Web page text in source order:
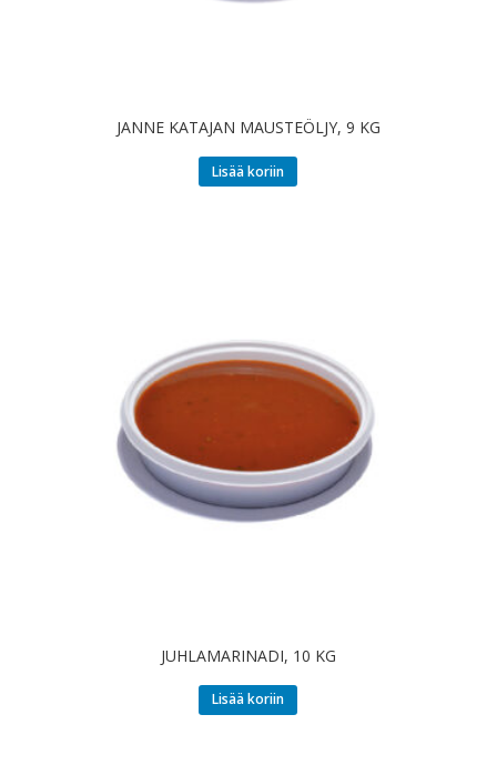
JANNE KATAJAN MAUSTEÖLJY, 9 KG
Lisää koriin
JUHLAMARINADI, 10 KG
Lisää koriin